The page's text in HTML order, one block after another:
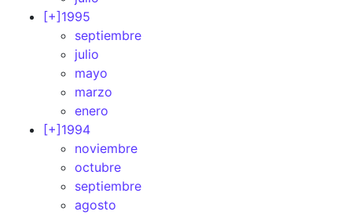
[+] 1995
septiembre
julio
mayo
marzo
enero
[+] 1994
noviembre
octubre
septiembre
agosto